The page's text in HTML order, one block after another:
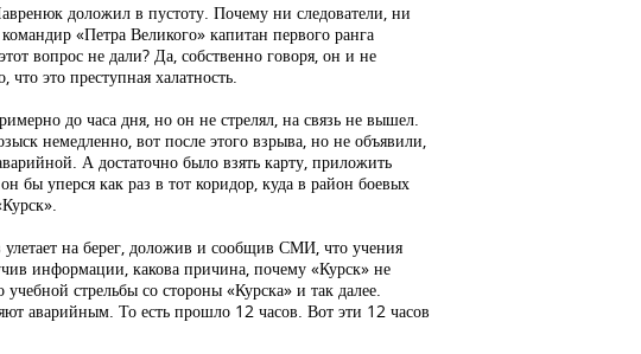
доложил в пустоту. Почему ни следователи, ни
«Петра Великого» капитан первого ранга
вопрос не дали? Да, собственно говоря, он и не
это преступная халатность.
до часа дня, но он не стрелял, на связь не вышел.
немедленно, вот после этого взрыва, но не объявили,
А достаточно было взять карту, приложить
бы уперся как раз в тот коридор, куда в район боевых
на берег, доложив и сообщив СМИ, что учения
информации, какова причина, почему «Курск» не
стрельбы со стороны «Курска» и так далее.
аварийным. То есть прошло 12 часов. Вот эти 12 часов